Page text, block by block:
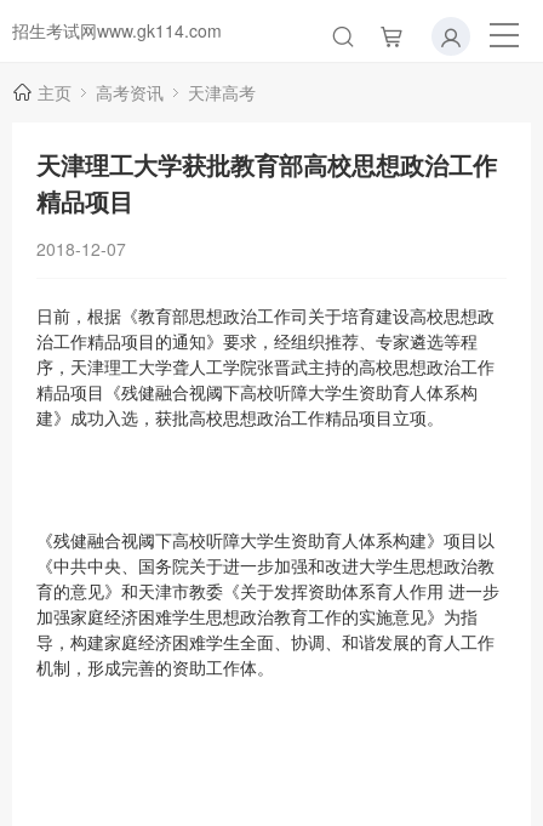
招生考试网www.gk114.com
主页 高考资讯 天津高考
天津理工大学获批教育部高校思想政治工作
精品项目
2018-12-07
日前，根据《教育部思想政治工作司关于培育建设高校思想政
治工作精品项目的通知》要求，经组织推荐、专家遴选等程
序，天津理工大学聋人工学院张晋武主持的高校思想政治工作
精品项目《残健融合视阈下高校听障大学生资助育人体系构
建》成功入选，获批高校思想政治工作精品项目立项。
《残健融合视阈下高校听障大学生资助育人体系构建》项目以
《中共中央、国务院关于进一步加强和改进大学生思想政治教
育的意见》和天津市教委《关于发挥资助体系育人作用 进一步
加强家庭经济困难学生思想政治教育工作的实施意见》为指
导，构建家庭经济困难学生全面、协调、和谐发展的育人工作
机制，形成完善的资助工作体。